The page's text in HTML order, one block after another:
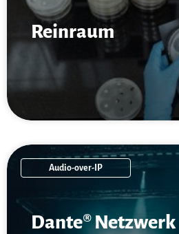
Reinraum
Audio-over-IP
Dante® Netzwerk